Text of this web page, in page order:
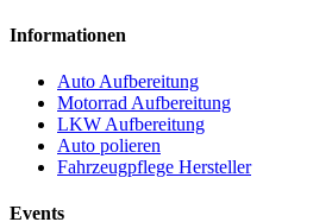
Informationen
Auto Aufbereitung
Motorrad Aufbereitung
LKW Aufbereitung
Auto polieren
Fahrzeugpflege Hersteller
Events